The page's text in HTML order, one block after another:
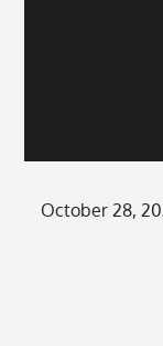
Posted
October 28,